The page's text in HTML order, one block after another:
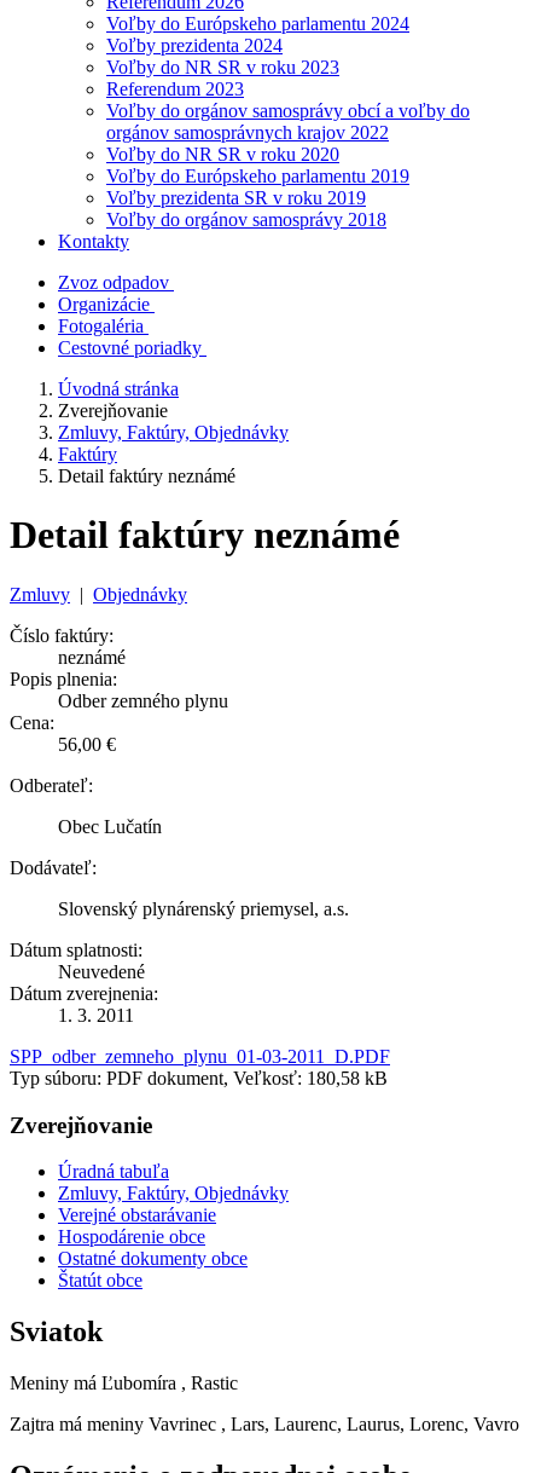
Voľby do Európskeho parlamentu 2024
Voľby prezidenta 2024
Voľby do NR SR v roku 2023
Referendum 2023
Voľby do orgánov samosprávy obcí a voľby do
orgánov samosprávnych krajov 2022
Voľby do NR SR v roku 2020
Voľby do Európskeho parlamentu 2019
Voľby prezidenta SR v roku 2019
Voľby do orgánov samosprávy 2018
Kontakty
Zvoz odpadov
Organizácie
Fotogaléria
Cestovné poriadky
Úvodná stránka
Zverejňovanie
Zmluvy, Faktúry, Objednávky
Faktúry
Detail faktúry neznámé
Detail faktúry neznámé
Zmluvy | Objednávky
Číslo faktúry:
neznámé
Popis plnenia:
Odber zemného plynu
Cena:
56,00 €
Odberateľ:
Obec Lučatín
Dodávateľ:
Slovenský plynárenský priemysel, a.s.
Dátum splatnosti:
Neuvedené
Dátum zverejnenia:
1. 3. 2011
SPP_odber_zemneho_plynu_01-03-2011_D.PDF
Typ súboru: PDF dokument, Veľkosť: 180,58 kB
Zverejňovanie
Úradná tabuľa
Zmluvy, Faktúry, Objednávky
Verejné obstarávanie
Hospodárenie obce
Ostatné dokumenty obce
Štatút obce
Sviatok
Meniny má Ľubomíra , Rastic
Zajtra má meniny Vavrinec , Lars, Laurenc, Laurus, Lorenc, Vavro